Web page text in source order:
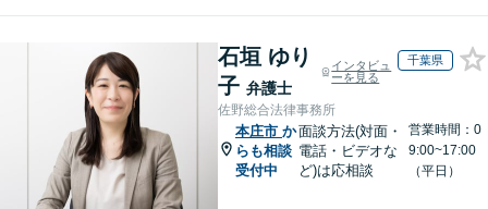
石垣 ゆり
子 弁護士
インタビュ
ーを見る
千葉県
佐野総合法律事務所
本庄市 か
らも相談
受付中
面談方法(対面・
電話・ビデオな
ど)は応相談
営業時間：0
9:00~17:00
（平日）